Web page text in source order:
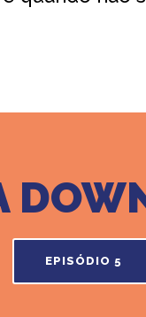
EPISÓDIO 5